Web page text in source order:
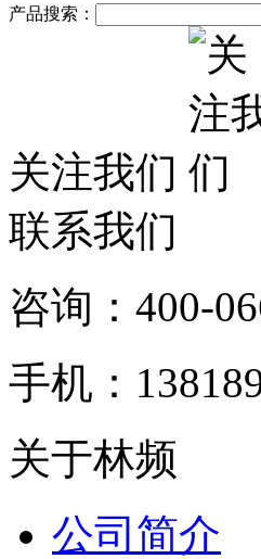
产品搜索：
关注我们
联系我们
咨询：400-
手机：
关于林频
公司简介